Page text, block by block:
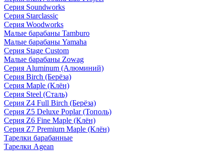
Серия Soundworks
Серия Starclassic
Серия Woodworks
Малые барабаны Tamburo
Малые барабаны Yamaha
Серия Stage Custom
Малые барабаны Zowag
Серия Aluminum (Алюминий)
Серия Birch (Берёза)
Серия Maple (Клён)
Серия Steel (Сталь)
Серия Z4 Full Birch (Берёза)
Серия Z5 Deluxe Poplar (Тополь)
Серия Z6 Fine Maple (Клён)
Серия Z7 Premium Maple (Клён)
Тарелки барабанные
Тарелки Agean